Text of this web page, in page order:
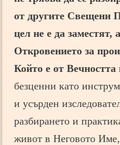
от другите Свещени
цел не е да заместят,
Откровението за
Който е от Вечността
безценни като
и усърден
разбирането и
живот в Неговото